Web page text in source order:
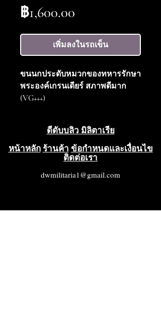
฿1,600.00
เพิ่มลงในรถเข็น
ขนนกประดับหมวกของทหารรักษา
พระองค์เกรนเดียร์ สภาพดีมาก
(VG+++)
ดีดับบลิว มิลิตาเรีย
หน้าหลัก ร้านค้า ข้อกำหนดและเงื่อนไข
ติดต่อเรา
dwmilitaria1@gmail.com